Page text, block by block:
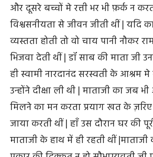
और दूसरे बच्चों मे रत्ती भर भी फ़र्क न
विश्वसनीयता से जीवन जीती थीं | यदि
व्यस्तता होती तो वो चाय पानी नौकर
भिजवा देती थीं | डॉ साब की माता जी
ही स्वामी नारदानंद सरस्वती के आश्रम
उन्होंने दीक्षा ली थी | माताजी का जब
मिलने का मन करता प्रयाग खत के
जाया करती थीं | हाँ उस दौरान घर की
माताजी के हाथ में ही रहती थीं |माताजी